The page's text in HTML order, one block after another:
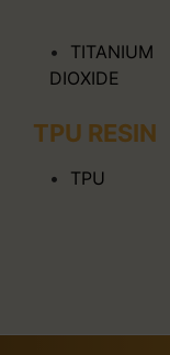
TITANIUM
DIOXIDE
TPU RESIN
TPU